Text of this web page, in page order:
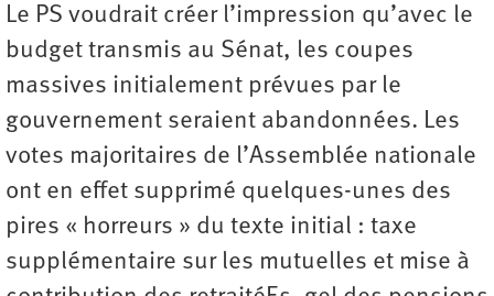
Le PS voudrait créer l’impression qu’avec le
budget transmis au Sénat, les coupes
massives initialement prévues par le
gouvernement seraient ­abandonnées. Les
votes majoritaires de l’Assemblée nationale
ont en effet supprimé quelques-unes des
pires « horreurs » du texte initial : taxe
supplémentaire sur les mutuelles et mise à